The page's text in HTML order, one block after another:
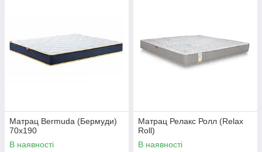
Матрац Bermuda (Бермуди)
70х190
В наявності
Матрац Релакс Ролл (Relax
Roll)
В наявності